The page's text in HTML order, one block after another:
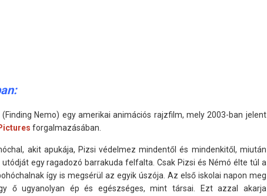
(Finding Nemo) egy amerikai animációs rajzfilm, mely 2003-ban jelent
forgalmazásában.
akit apukája, Pizsi védelmez mindentől és mindenkitől, miután
egy ragadozó barrakuda felfalta. Csak Pizsi és Némó élte túl a
így is megsérül az egyik úszója. Az első iskolai napon meg
ő ugyanolyan ép és egészséges, mint társai. Ezt azzal akarja